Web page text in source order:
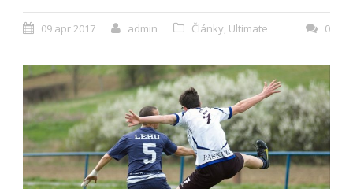
09 apr 2017 admin Články, Ultimate 0